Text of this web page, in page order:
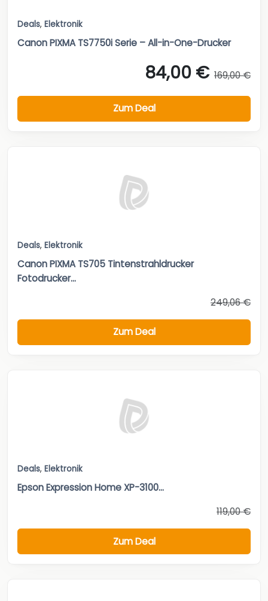
Deals, Elektronik
Canon PIXMA TS7750i Serie – All-in-One-Drucker
84,00 € 169,00 €
Zum Deal
Deals, Elektronik
Canon PIXMA TS705 Tintenstrahldrucker
Fotodrucker...
249,06 €
Zum Deal
Deals, Elektronik
Epson Expression Home XP-3100...
119,00 €
Zum Deal